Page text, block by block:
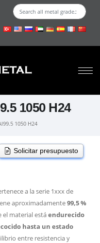
1050 H24
1050 H24
Solicitar presupuesto
a la serie 1xxx de
aproximadamente99,5 %
el material estáendurecido
hasta un estado
entre resistencia y